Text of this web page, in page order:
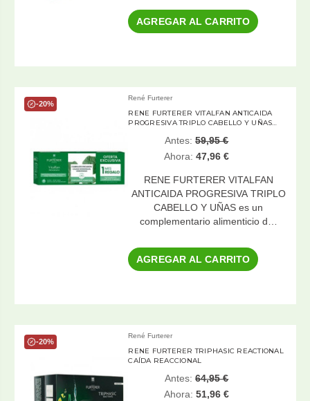
AGREGAR AL CARRITO
-20%
René Furterer
RENE FURTERER VITALFAN ANTICAIDA
PROGRESIVA TRIPLO CABELLO Y UÑAS
Ahora: 47,96 €
Antes: 59,95 €
RENE FURTERER VITALFAN
ANTICAIDA PROGRESIVA TRIPLO
CABELLO Y UÑAS es un
complementario alimenticio d…
AGREGAR AL CARRITO
-20%
René Furterer
RENE FURTERER TRIPHASIC REACTIONAL
CAÍDA REACCIONAL
Ahora: 51,96 €
Antes: 64,95 €